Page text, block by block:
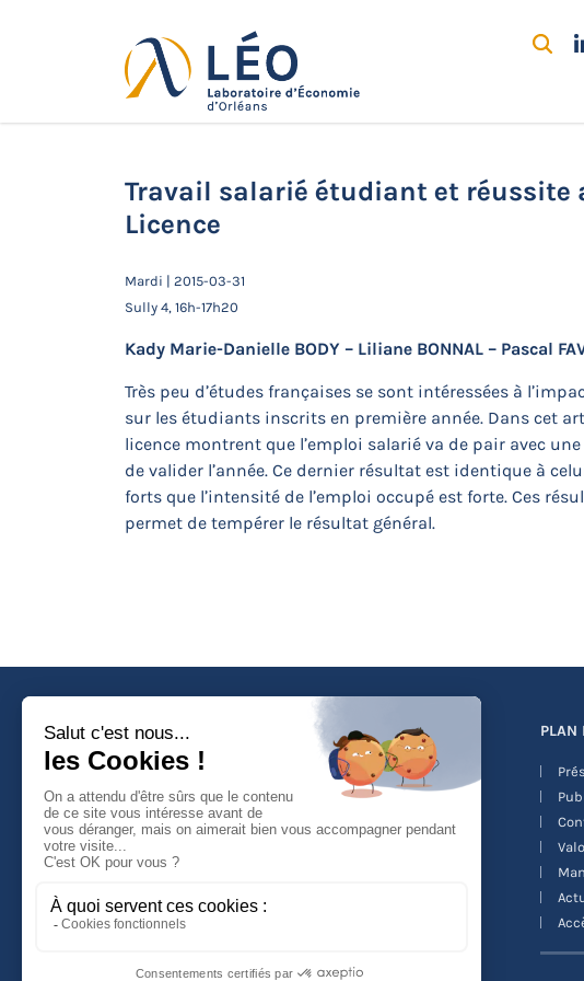
Actualités
Travail salarié étudiant et réussite
Licence
Mardi | 2015-03-31
Sully 4, 16h-17h20
Kady Marie-Danielle BODY – Liliane BONNAL – Pascal
Très peu d’études françaises se sont intéressées à
sur les étudiants inscrits en première année. Dans cet
licence montrent que l’emploi salarié va de pair avec
de valider l’année. Ce dernier résultat est identique à
forts que l’intensité de l’emploi occupé est forte. Ces
permet de tempérer le résultat général.
Rue de Blois - BP 26739
PLAN